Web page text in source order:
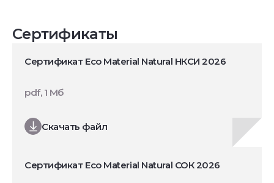
Сертификаты
Сертификат Eco Material Natural НКСИ 2026
Скачать файл
pdf, 1 Мб
Сертификат Eco Material Natural СОК 2026